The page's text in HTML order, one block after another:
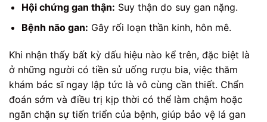
Hội chứng gan thận: Suy thận do suy gan nặng.
Bệnh não gan: Gây rối loạn thần kinh, hôn mê.
Khi nhận thấy bất kỳ dấu hiệu nào kể trên, đặc biệt là
ở những người có tiền sử uống rượu bia, việc thăm
khám bác sĩ ngay lập tức là vô cùng cần thiết. Chẩn
đoán sớm và điều trị kịp thời có thể làm chậm hoặc
ngăn chặn sự tiến triển của bệnh, giúp bảo vệ lá gan